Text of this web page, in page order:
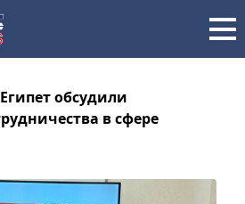
обсудили
в сфере